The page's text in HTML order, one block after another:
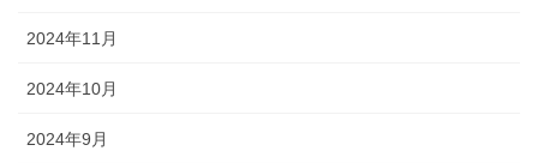
2024年11月
2024年10月
2024年9月